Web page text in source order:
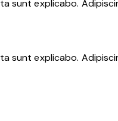
sunt explicabo.
sunt explicabo.